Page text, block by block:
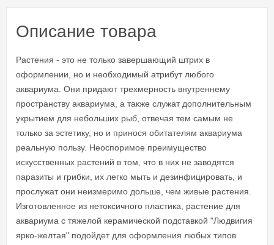
Описание товара
Растения - это не только завершающий штрих в
оформлении, но и необходимый атрибут любого
аквариума. Они придают трехмерность внутреннему
пространству аквариума, а также служат дополнительным
укрытием для небольших рыб, отвечая тем самым не
только за эстетику, но и принося обитателям аквариума
реальную пользу. Неоспоримое преимущество
искусственных растений в том, что в них не заводятся
паразиты и грибки, их легко мыть и дезинфицировать, и
прослужат они неизмеримо дольше, чем живые растения.
Изготовленное из нетоксичного пластика, растение для
аквариума с тяжелой керамической подставкой "Людвигия
ярко-желтая" подойдет для оформления любых типов